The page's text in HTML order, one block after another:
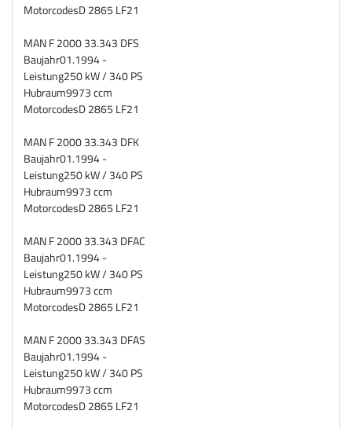
MotorcodesD 2865 LF21
MAN F 2000 33.343 DFS
Baujahr01.1994 -
Leistung250 kW / 340 PS
Hubraum9973 ccm
MotorcodesD 2865 LF21
MAN F 2000 33.343 DFK
Baujahr01.1994 -
Leistung250 kW / 340 PS
Hubraum9973 ccm
MotorcodesD 2865 LF21
MAN F 2000 33.343 DFAC
Baujahr01.1994 -
Leistung250 kW / 340 PS
Hubraum9973 ccm
MotorcodesD 2865 LF21
MAN F 2000 33.343 DFAS
Baujahr01.1994 -
Leistung250 kW / 340 PS
Hubraum9973 ccm
MotorcodesD 2865 LF21